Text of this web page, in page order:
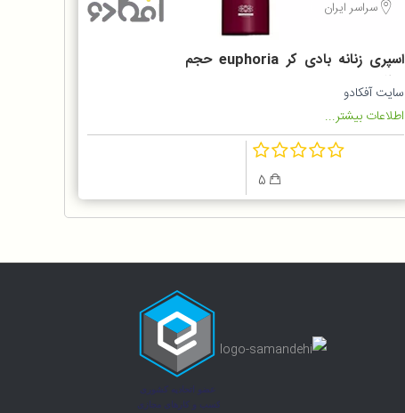
سراسر ایران
اسپری زنانه بادی کر euphoria حجم
200 میلی لیتر
سایت آفکادو
اطلاعات بیشتر...